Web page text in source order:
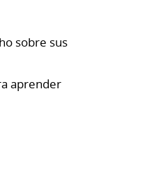
sobre sus
aprender